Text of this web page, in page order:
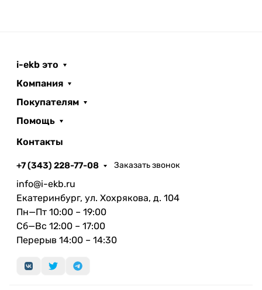
i-ekb это
Компания
Покупателям
Помощь
Контакты
+7 (343) 228-77-08 Заказать звонок
info@i-ekb.ru
Екатеринбург, ул. Хохрякова, д. 104
Пн—Пт 10:00 – 19:00
Сб—Вс 12:00 – 17:00
Перерыв 14:00 – 14:30